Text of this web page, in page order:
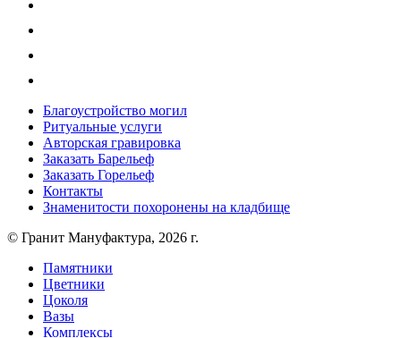
Благоустройство могил
Ритуальные услуги
Авторская гравировка
Заказать Барельеф
Заказать Горельеф
Контакты
Знаменитости похоронены на кладбище
© Гранит Мануфактура, 2026 г.
Памятники
Цветники
Цоколя
Вазы
Комплексы